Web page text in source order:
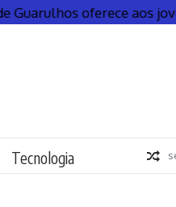
oferece aos
Tecnologia